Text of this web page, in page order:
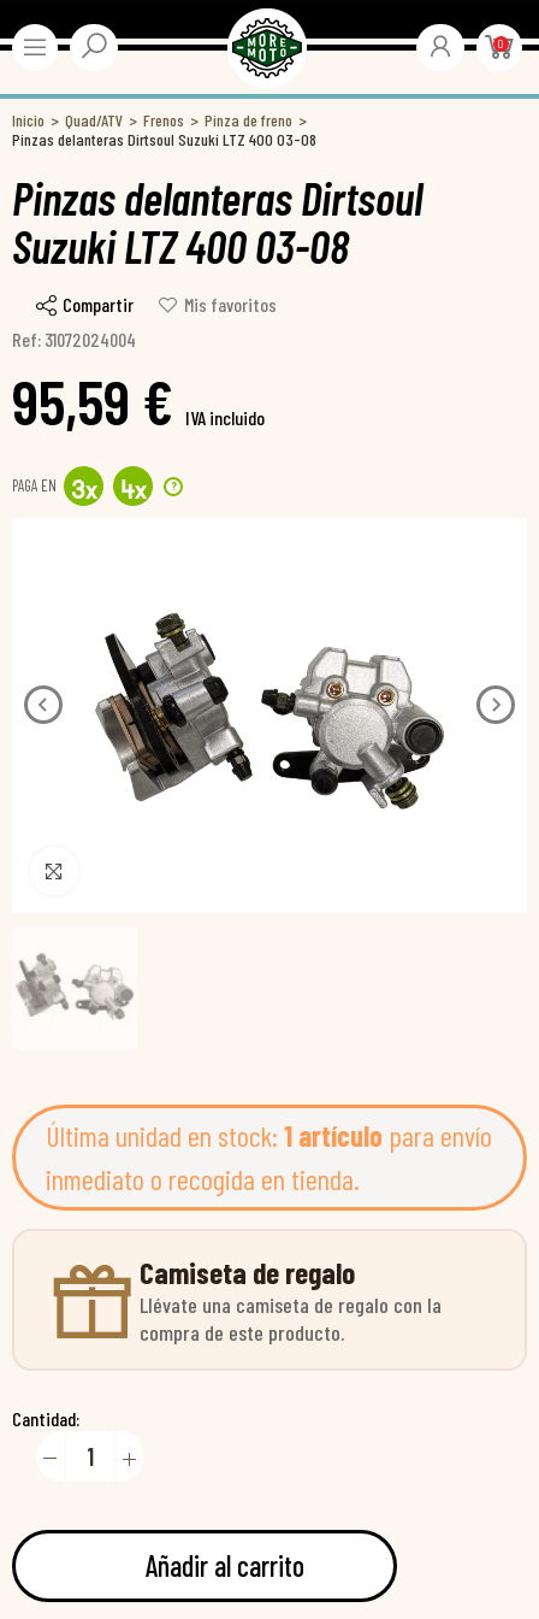
0
Inicio Quad/ATV Frenos
Pinza de freno
Pinzas delanteras Dirtsoul Suzuki LTZ 400 03-08
Pinzas delanteras Dirtsoul
Suzuki LTZ 400 03-08
Compartir
Mis favoritos
Ref: 31072024004
95,59 € IVA incluido
PAGA EN 3x 4x ?
Última unidad en stock: 1 artículo para envío
inmediato o recogida en tienda.
Camiseta de regalo
Llévate una camiseta de regalo con la
compra de este producto.
Cantidad:
Añadir al carrito